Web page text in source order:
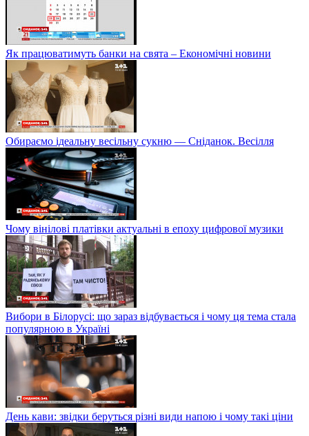
Як працюватимуть банки на свята – Економічні новини
Обираємо ідеальну весільну сукню — Сніданок. Весілля
Чому вінілові платівки актуальні в епоху цифрової музики
Вибори в Білорусі: що зараз відбувається і чому ця тема стала
популярною в Україні
День кави: звідки беруться різні види напою і чому такі ціни